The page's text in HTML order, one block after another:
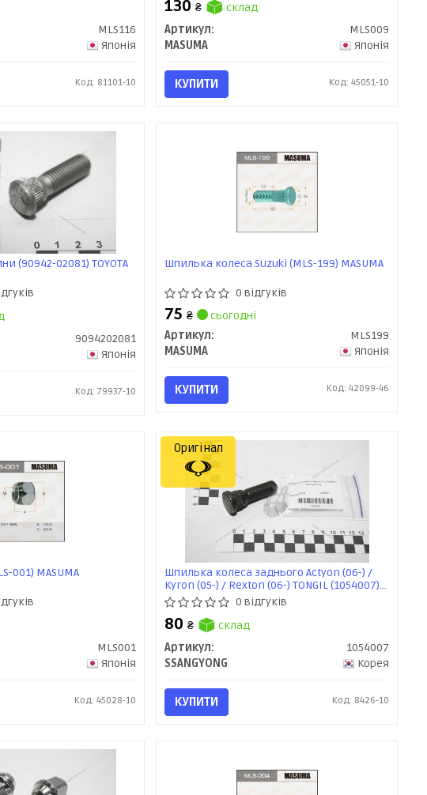
MLS116
Японія
Код: 81101-10
130₴
склад
Артикул:
MLS009
MASUMA
Японія
КУПИТИ Код: 45051-10
(90942-02081) TOYOTA
9094202081
Японія
Код: 79937-10
Шпилька колеса Suzuki (MLS-199) MASUMA
0 відгуків
75₴
сьогодні
Артикул:
MLS199
MASUMA
Японія
КУПИТИ Код: 42099-46
001) MASUMA
MLS001
Японія
Код: 45028-10
Шпилька колеса заднього Actyon (06-) /
Kyron (05-) / Rexton (06-) TONGIL (1054007)
SsangYong
0 відгуків
80₴
склад
Артикул:
1054007
SSANGYONG
Корея
КУПИТИ Код: 8426-10
Оригінал